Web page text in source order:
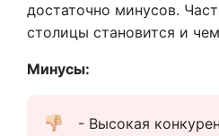
достаточно минусов.
столицы становится и
Минусы:
- Высокая